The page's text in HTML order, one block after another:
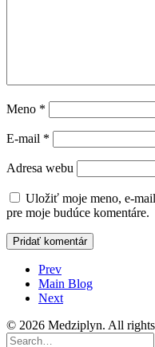
Meno *
E-mail *
Adresa webu
Uložiť moje meno, e-
pre moje budúce komentáre.
Prev
Main Blog
Next
© 2026 Medziplyn. All rights